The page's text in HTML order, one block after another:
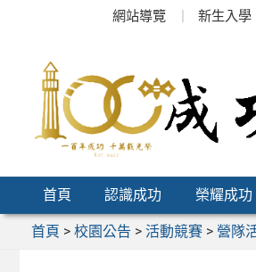
網站導覽 新生入學
首頁 認識成功 榮耀成功
首頁 > 校園公告 > 活動競賽> 營隊